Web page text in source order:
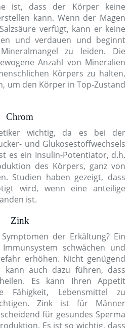
ist, dass der Körper keine
kann. Wenn der Magen
verfügt, kann er keine
und verdauen und beginnt
zu leiden. Die
Anzahl von Mineralien
Körpers zu halten,
um den Körper in Top-Zustand
Chrom
wichtig, da es bei der
und Glukosestoffwechsels
es ein Insulin-Potentiator, d.h.
des Körpers, ganz von
Studien haben gezeigt, dass
wird, wenn eine anteilige
ist.
Zink
der Erkältung? Ein
schwächen und
erhöhen. Nicht genügend
auch dazu führen, dass
Es kann Ihren Appetit
Fähigkeit, Lebensmittel zu
Zink ist für Männer
für gesundes Sperma
Es ist so wichtig, dass